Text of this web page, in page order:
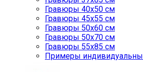
Гравюры 40x50 см
Гравюры 45x55 см
Гравюры 50x60 см
Гравюры 50x70 см
Гравюры 55x85 см
Примеры